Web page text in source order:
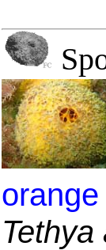
Tethya